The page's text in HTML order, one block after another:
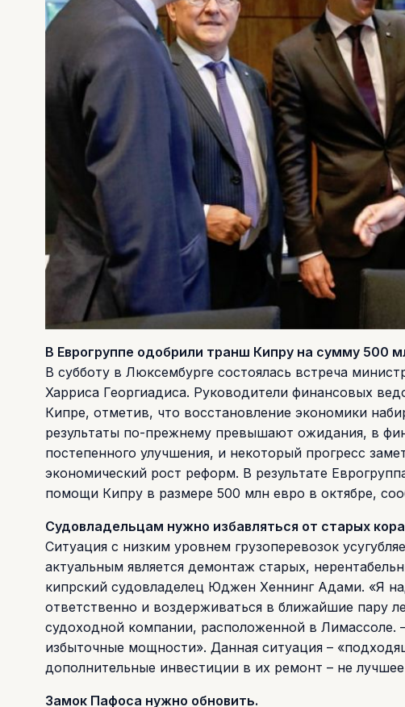
В Еврогруппе одобрили транш Кипру на сумму 500
В субботу в Люксембурге состоялась встреча
Харриса Георгиадиса. Руководители финансовых
Кипре, отметив, что восстановление экономики
результаты по-прежнему превышают ожидания, в
постепенного улучшения, и некоторый прогресс
экономический рост реформ. В результате
помощи Кипру в размере 500 млн евро в октябре,
Судовладельцам нужно избавляться от старых
Ситуация c низким уровнем грузоперевозок
актуальным является демонтаж старых,
кипрский судовладелец Юджен Хеннинг Адами. «Я
ответственно и воздерживаться в ближайшие пару
судоходной компании, расположенной в Лимассоле.
избыточные мощности». Данная ситуация –
дополнительные инвестиции в их ремонт – не
Замок Пафоса нужно обновить.